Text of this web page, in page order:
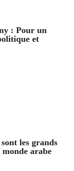
: Pour un
et
les grands
arabe